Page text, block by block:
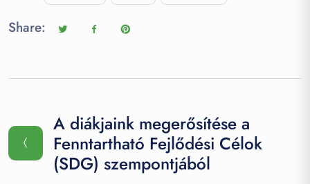
Share:
A diákjaink megerősítése a
Fenntartható Fejlődési Célok
(SDG) szempontjából